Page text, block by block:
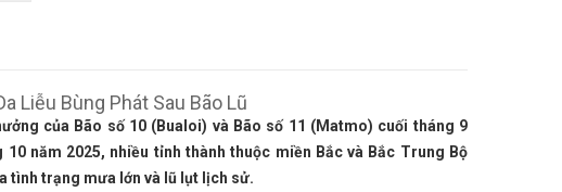
Liễu Bùng Phát Sau Bão Lũ
của Bão số 10 (Bualoi) và Bão số 11 (Matmo) cuối tháng 9
10 năm 2025, nhiều tỉnh thành thuộc miền Bắc và Bắc Trung Bộ
tình trạng mưa lớn và lũ lụt lịch sử.